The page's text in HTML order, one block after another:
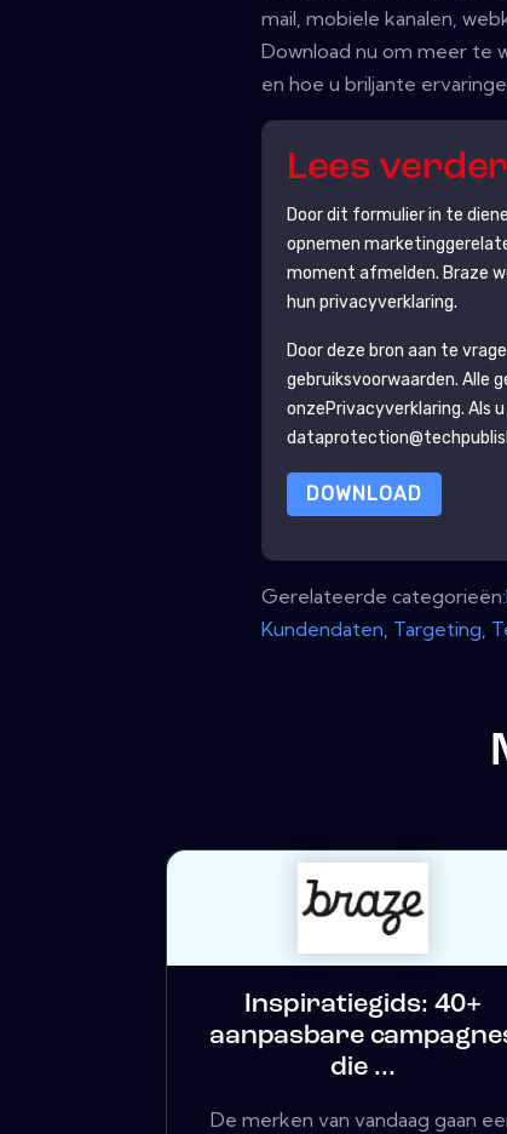
mail, mobiele kanalen,
Download nu om meer te
en hoe u briljante
Lees verder
Door dit formulier in te
opnemen
moment afmelden. Braze
hun privacyverklaring.
Door deze bron aan te
gebruiksvoorwaarden. Alle
onzePrivacyverklaring. Als
DOWNLOAD
Gerelateerde categorieën:
Kundendaten, Targeting,
Inspiratiegids: 40+
aanpasbare
die ...
De merken van vandaag gaan